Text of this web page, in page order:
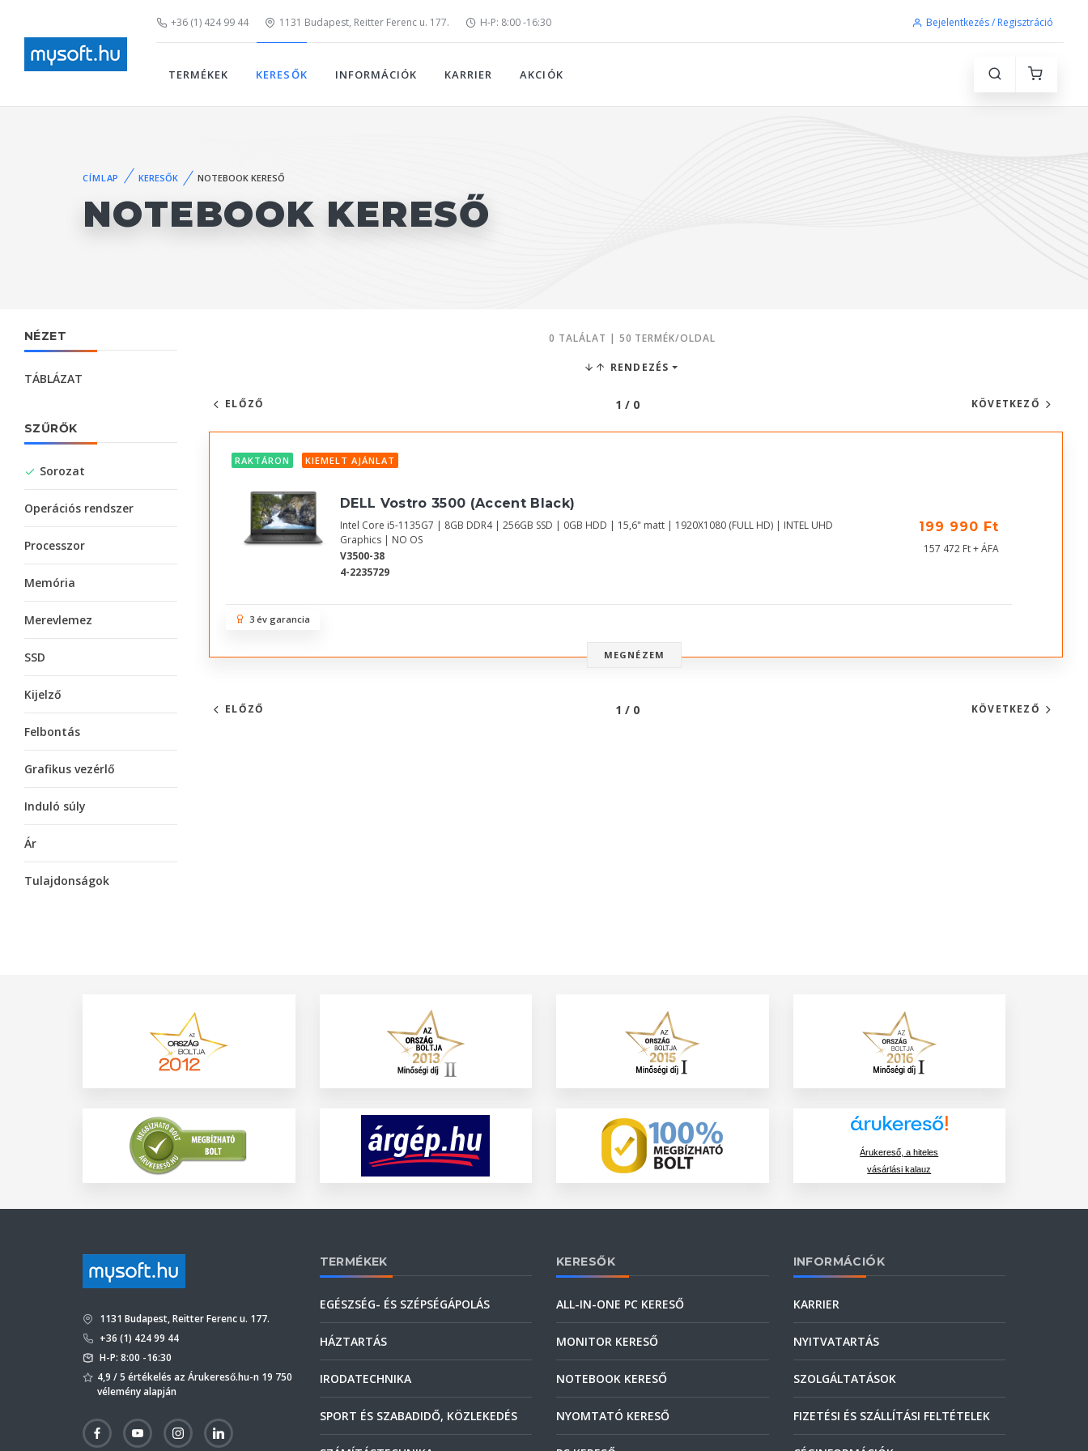
+36 (1) 424 99 44 1131 Budapest, Reitter Ferenc u. 177. H-P: 8:00 -16:30 Bejelentkezés / Regisztráció
TERMÉKEK KERESŐK INFORMÁCIÓK KARRIER AKCIÓK
CÍMLAP KERESŐK NOTEBOOK KERESŐ
NOTEBOOK KERESŐ
NÉZET
TÁBLÁZAT
SZŰRŐK
Sorozat
Operációs rendszer
Processzor
Memória
Merevlemez
SSD
Kijelző
Felbontás
Grafikus vezérlő
Induló súly
Ár
Tulajdonságok
0 TALÁLAT | 50 TERMÉK/OLDAL
RENDEZÉS
ELŐZŐ 1 / 0 KÖVETKEZŐ
RAKTÁRON KIEMELT AJÁNLAT
DELL Vostro 3500 (Accent Black)
Intel Core i5-1135G7 | 8GB DDR4 | 256GB SSD | 0GB HDD | 15,6" matt | 1920X1080 (FULL HD) | INTEL UHD
Graphics | NO OS
V3500-38
4-2235729
199 990 Ft
157 472 Ft + ÁFA
3 év garancia
MEGNÉZEM
ELŐZŐ 1 / 0 KÖVETKEZŐ
Árukereső, a hiteles
vásárlási kalauz
1131 Budapest, Reitter Ferenc u. 177.
+36 (1) 424 99 44
H-P: 8:00 -16:30
4,9 / 5 értékelés az Árukereső.hu-n 19 750
vélemény alapján
TERMÉKEK
EGÉSZSÉG- ÉS SZÉPSÉGÁPOLÁS
HÁZTARTÁS
IRODATECHNIKA
SPORT ÉS SZABADIDŐ, KÖZLEKEDÉS
KERESŐK
ALL-IN-ONE PC KERESŐ
MONITOR KERESŐ
NOTEBOOK KERESŐ
NYOMTATÓ KERESŐ
INFORMÁCIÓK
KARRIER
NYITVATARTÁS
SZOLGÁLTATÁSOK
FIZETÉSI ÉS SZÁLLÍTÁSI FELTÉTELEK